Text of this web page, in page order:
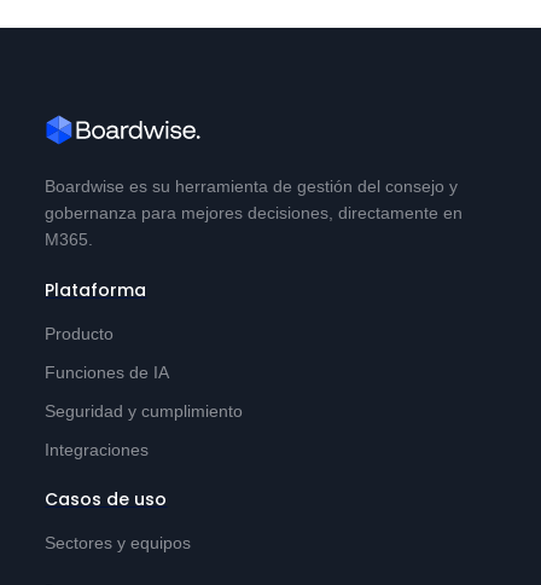
Boardwise es su herramienta de gestión del consejo y
gobernanza para mejores decisiones, directamente en
M365.
Plataforma
Producto
Funciones de IA
Seguridad y cumplimiento
Integraciones
Casos de uso
Sectores y equipos